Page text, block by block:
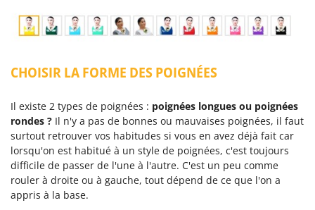
CHOISIR LA FORME DES POIGNÉES
Il existe 2 types de poignées : poignées longues ou poignées
rondes ? Il n'y a pas de bonnes ou mauvaises poignées, il faut
surtout retrouver vos habitudes si vous en avez déjà fait car
lorsqu'on est habitué à un style de poignées, c'est toujours
difficile de passer de l'une à l'autre. C'est un peu comme
rouler à droite ou à gauche, tout dépend de ce que l'on a
appris à la base.